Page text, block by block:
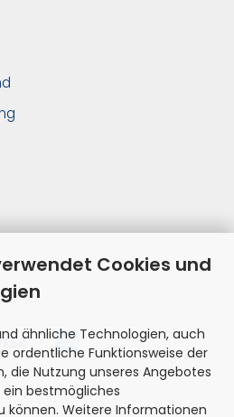
Cookies und
ähnliche Technologien, auch
ordentliche Funktionsweise der
die Nutzung unseres Angebotes
ein bestmögliches
können. Weitere Informationen